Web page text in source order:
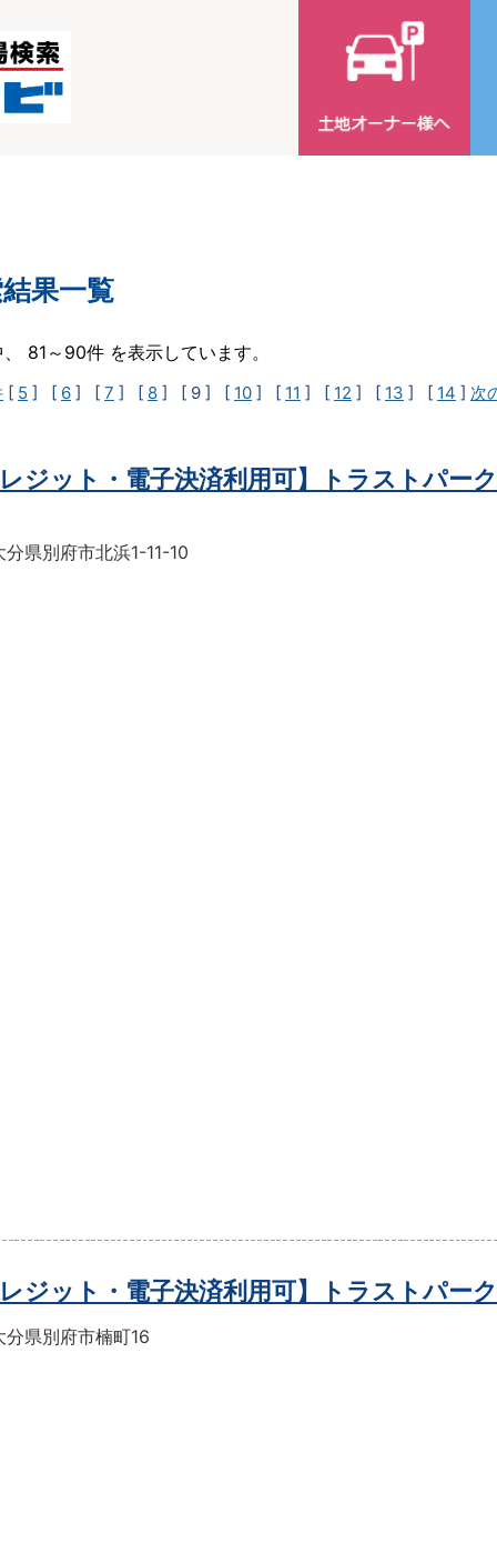
果一覧
81～90件 を表示しています。
[ 5 ] [ 6 ] [ 7 ] [ 8 ] [ 9 ] [ 10 ] [ 11 ] [ 12 ] [ 13 ] [ 14 ] 次
レジット・電子決済利用可】トラストパー
分県別府市北浜1-11-10
レジット・電子決済利用可】トラストパー
分県別府市楠町16